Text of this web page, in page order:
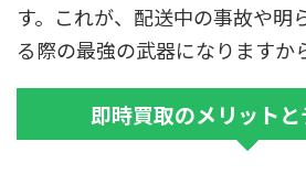
す。これが、配送中の事故や明
る際の最強の武器になりますか
即時買取のメリット